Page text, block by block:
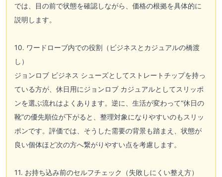
では、目の前で状態を確認しながら、価格の根拠を具体的に
説明します。
10. ワードローブ内での役割（ビジネスとカジュアルの橋渡
し）
ジョンロブ ビジネス シューズとしてストレートチップを持っ
ている方が、休日用にジョンロブ カジュアルとしてスリッポ
ンを選ぶ流れはよくあります。逆に、生活が変わって“休日の
靴”の優先順位が下がると、整理対象になりやすいのもスリッ
ポンです。評価では、そうした需要の背景も踏まえ、状態が
良い個体ほど次の方へ繋がりやすい点を考慮します。
11. お持ち込み前のセルフチェック（失敗しにくい整え方）